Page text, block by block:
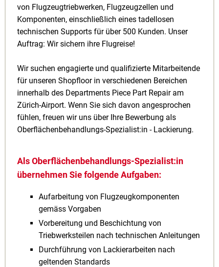
von Flugzeugtriebwerken, Flugzeugzellen und
Komponenten, einschließlich eines tadellosen
technischen Supports für über 500 Kunden. Unser
Auftrag: Wir sichern ihre Flugreise!
Wir suchen engagierte und qualifizierte Mitarbeitende
für unseren Shopfloor in verschiedenen Bereichen
innerhalb des Departments Piece Part Repair am
Zürich-Airport. Wenn Sie sich davon angesprochen
fühlen, freuen wir uns über Ihre Bewerbung als
Oberflächenbehandlungs-Spezialist:in - Lackierung.
Als Oberflächenbehandlungs-Spezialist:in
übernehmen Sie folgende Aufgaben:
Aufarbeitung von Flugzeugkomponenten
gemäss Vorgaben
Vorbereitung und Beschichtung von
Triebwerksteilen nach technischen Anleitungen
Durchführung von Lackierarbeiten nach
geltenden Standards